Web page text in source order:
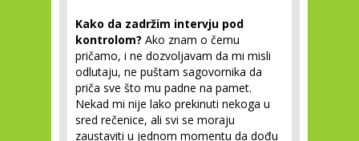
Kako da zadržim intervju pod
kontrolom? Ako znam o čemu
pričamo, i ne dozvoljavam da mi misli
odlutaju, ne puštam sagovornika da
priča sve što mu padne na pamet.
Nekad mi nije lako prekinuti nekoga u
sred rečenice, ali svi se moraju
zaustaviti u jednom momentu da dođu